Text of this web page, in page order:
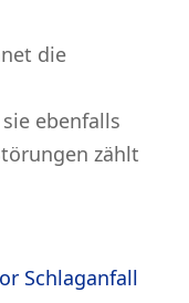
die
ebenfalls
zählt